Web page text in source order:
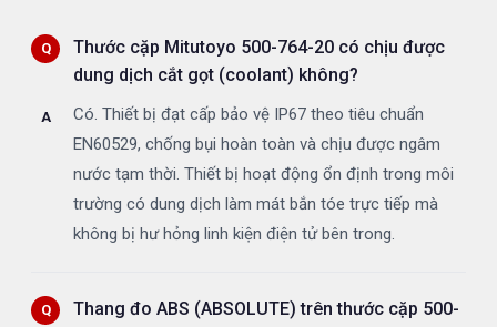
Thước cặp Mitutoyo 500-764-20 có chịu được
dung dịch cắt gọt (coolant) không?
Có. Thiết bị đạt cấp bảo vệ IP67 theo tiêu chuẩn
EN60529, chống bụi hoàn toàn và chịu được ngâm
nước tạm thời. Thiết bị hoạt động ổn định trong môi
trường có dung dịch làm mát bắn tóe trực tiếp mà
không bị hư hỏng linh kiện điện tử bên trong.
Thang đo ABS (ABSOLUTE) trên thước cặp 500-